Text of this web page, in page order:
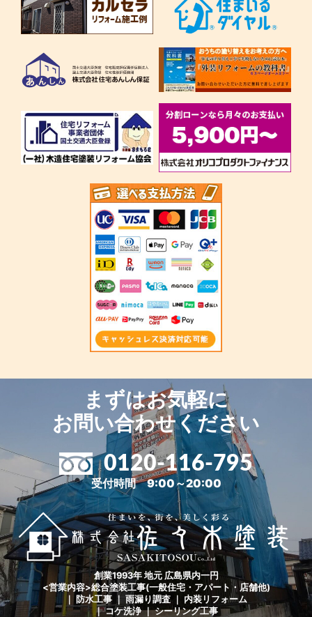
まずはお気軽に
お問い合わせください
0120-116-795
受付時間 9:00～20:00
創業1993年 地元 広島県内一円
<営業内容>総合塗装工事(一般住宅・アパート・店舗他)
｜ 防水工事 ｜ 雨漏り調査 ｜ 内装リフォーム
｜ コケ洗浄 ｜ シーリング工事